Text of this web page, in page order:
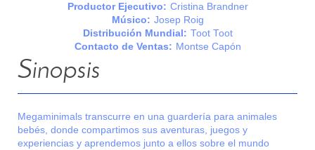
Productor Ejecutivo: Cristina Brandner
Músico: Josep Roig
Distribución Mundial: Toot Toot
Contacto de Ventas: Montse Capón
Sinopsis
Megaminimals transcurre en una guardería para animales
bebés, donde compartimos sus aventuras, juegos y
experiencias y aprendemos junto a ellos sobre el mundo